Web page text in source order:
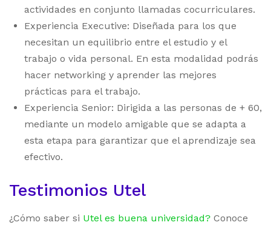
actividades en conjunto llamadas cocurriculares.
Experiencia Executive: Diseñada para los que
necesitan un equilibrio entre el estudio y el
trabajo o vida personal. En esta modalidad podrás
hacer networking y aprender las mejores
prácticas para el trabajo.
Experiencia Senior: Dirigida a las personas de + 60,
mediante un modelo amigable que se adapta a
esta etapa para garantizar que el aprendizaje sea
efectivo.
Testimonios Utel
¿Cómo saber si Utel es buena universidad? Conoce